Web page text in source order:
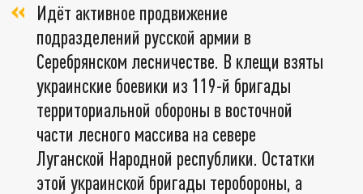
Идёт активное продвижение
подразделений русской армии в
Серебрянском лесничестве. В клещи взяты
украинские боевики из 119-й бригады
территориальной обороны в восточной
части лесного массива на севере
Луганской Народной республики. Остатки
этой украинской бригады теробороны, а